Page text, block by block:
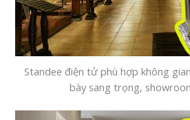
Standee điện tử phù hợp không
bày sang trọng,